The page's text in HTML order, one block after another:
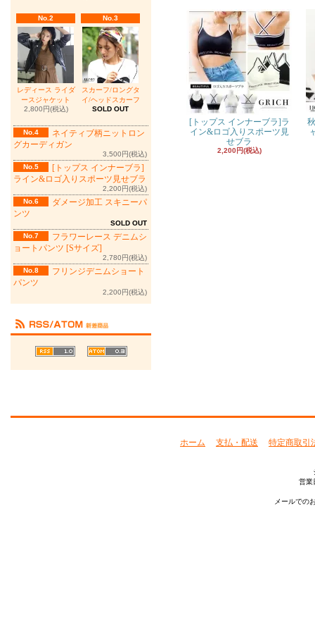
No.2
レディース ライダ
ースジャケット
2,800円(税込)
No.3
スカーフ/ロングタ
イ/ヘッドスカーフ
SOLD OUT
No.4
ネイティブ柄ニットロン
グカーディガン
3,500円(税込)
No.5
[トップス インナーブラ]
ライン&ロゴ入りスポーツ見せブラ
2,200円(税込)
No.6
ダメージ加工 スキニーパ
ンツ
SOLD OUT
No.7
フラワーレース デニムシ
ョートパンツ [Sサイズ]
2,780円(税込)
No.8
フリンジデニムショート
パンツ
2,200円(税込)
[トップス インナーブラ]ラ
イン&ロゴ入りスポーツ見
せブラ
2,200円(税込)
ホーム 支払・配送 特定商取引
営業
メールでの